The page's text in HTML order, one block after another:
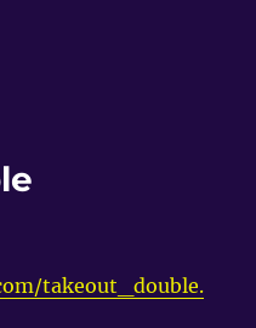
takeout_double.